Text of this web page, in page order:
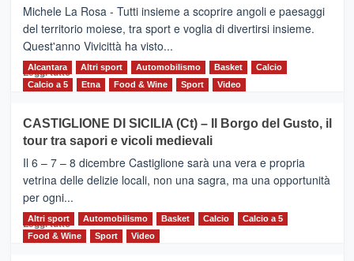
Supermaratona
dell’Etna
Michele La Rosa - Tutti insieme a scoprire angoli e paesaggi
del territorio moiese, tra sport e voglia di divertirsi insieme.
Quest'anno Vivicittà ha visto...
Leggi tutto Leggi
MOIO
ALCANTARA
–
Vivicittà,
alla
scoperta
del
territorio,
Alcantara Altri sport Automobilismo Basket
Calcio
Calcio a 5
Etna Food & Wine Sport Video
CASTIGLIONE DI SICILIA (Ct) – Il Borgo del Gusto, il
tour tra sapori e vicoli medievali
Il 6 – 7 – 8 dicembre Castiglione sarà una vera e propria
vetrina delle delizie locali, non una sagra, ma una opportunità
per ogni...
Leggi tuttoLeggi
di
Altri sport Automobilismo Basket Calcio
Calcio a 5
Food & Wine
Sport Video